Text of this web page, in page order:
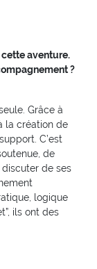
cette aventure.
?
Grâce à
la création de
C’est
de
de ses
logique
ils ont des